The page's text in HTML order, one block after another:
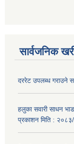
सार्वजनिक
दररेट उपलब्ध गराउने
हलुका सवारी साधन
प्रकाशन मिति :